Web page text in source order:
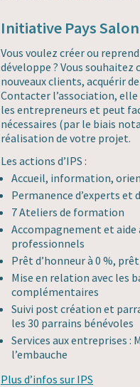
Initiative Pays
Vous voulez créer ou
développe ? Vous souhaitez
nouveaux clients, acquérir
Contacter l’association,
les entrepreneurs et peut
nécessaires (par le biais
réalisation de votre projet.
Les actions d’IPS :
Accueil, information,
Permanence d’experts et
7 Ateliers de formation
Accompagnement et
professionnels
Prêt d’honneur à 0 %,
Mise en relation avec les
complémentaires
Suivi post création et
les 30 parrains bénévoles
Services aux entreprises :
l’embauche
Plus d’infos sur IPS